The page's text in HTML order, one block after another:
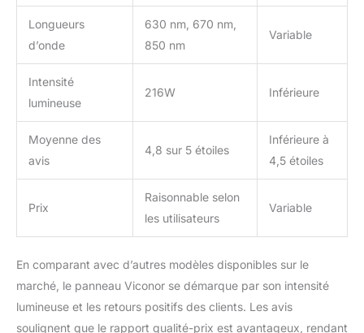
Longueurs
d’onde
630 nm, 670 nm,
850 nm
Variable
Intensité
lumineuse
216W Inférieure
Moyenne des
avis
4,8 sur 5 étoiles
Inférieure à
4,5 étoiles
Prix
Raisonnable selon
les utilisateurs
Variable
En comparant avec d’autres modèles disponibles sur le
marché, le panneau Viconor se démarque par son intensité
lumineuse et les retours positifs des clients. Les avis
soulignent que le rapport qualité-prix est avantageux, rendant